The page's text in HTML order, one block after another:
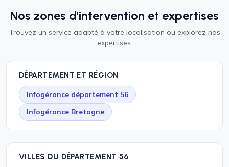
Nos zones d'intervention et expertises
Trouvez un service adapté à votre localisation ou explorez nos
expertises.
DÉPARTEMENT ET RÉGION
Infogérance département 56
Infogérance Bretagne
VILLES DU DÉPARTEMENT 56